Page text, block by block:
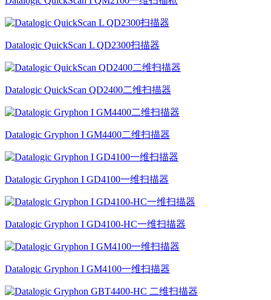
Datalogic QuickScan L QD2300扫描器
Datalogic QuickScan QD2400二维扫描器
Datalogic Gryphon I GM4400二维扫描器
Datalogic Gryphon I GD4100一维扫描器
Datalogic Gryphon I GD4100-HC一维扫描器
Datalogic Gryphon I GM4100一维扫描器